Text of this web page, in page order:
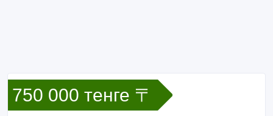
750 000 тенге 〒